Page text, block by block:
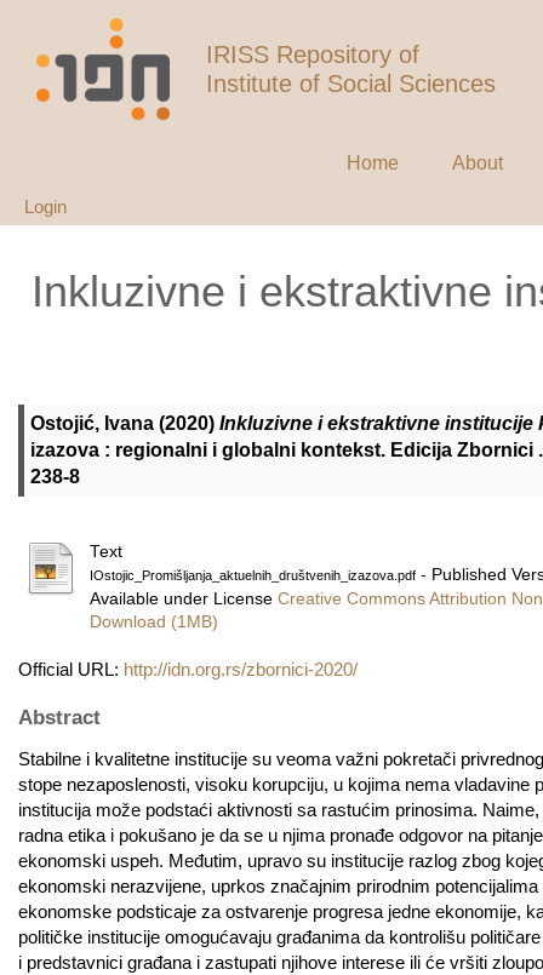
IRISS Repository of
Institute of Social Sciences
Home About
Login
Inkluzivne i ekstraktivne
Ostojić, Ivana (2020) Inkluzivne i ekstraktivne institucije
izazova : regionalni i globalni kontekst. Edicija Zbornici
238-8
Text
IOstojic_Promišljanja_aktuelnih_društvenih_izazova.pdf - Published
Available under License Creative Commons Attribution
Download (1MB)
Official URL: http://idn.org.rs/zbornici-2020/
Abstract
Stabilne i kvalitetne institucije su veoma važni pokretači
stope nezaposlenosti, visoku korupciju, u kojima nema
institucija može podstaći aktivnosti sa rastućim prinosima.
radna etika i pokušano je da se u njima pronađe odgovor na
ekonomski uspeh. Međutim, upravo su institucije razlog zbog
ekonomski nerazvijene, uprkos značajnim prirodnim
ekonomske podsticaje za ostvarenje progresa jedne ekonomije,
političke institucije omogućavaju građanima da kontrolišu
i predstavnici građana i zastupati njihove interese ili će vršiti